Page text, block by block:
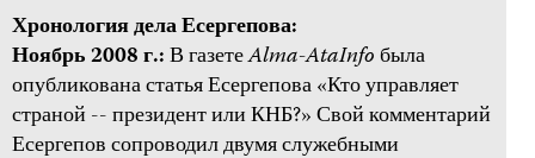
Хронология дела Есергепова:
Ноябрь 2008 г.:В газетеAlma-AtaInfoбыла
опубликована статья Есергепова «Кто управляет
страной -- президент или КНБ?» Свой комментарий
Есергепов сопроводил двумя служебными